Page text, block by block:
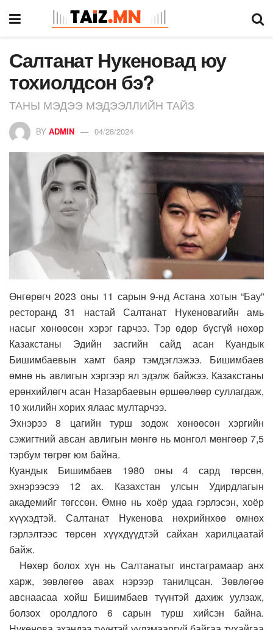
Салтанат Нукеновад юу
тохиолдсон бэ?
ТАНЫ МЭДЭЭ МЭДЭЭЛЛИЙН ТАЙЗ
BY ADMIN 04/28/2024
Өнгөрөгч 2023 оны 11 сарын 9-нд Астана хотын “Бау”
ресторанд 31 настай Салтанат Нукеновагийн амь
насыг хөнөөсөн хэрэг гарчээ. Тэр өдөр бүсгүй нөхөр
Казакстаны Эдийн засгийн сайд асан Куандык
Бишимбаевын хамт баяр тэмдэглэжээ. Бишимбаев
өмнө нь авлигын хэргээр ял эдэлж байжээ. Казакстаны
ерөнхийлөгч асан Назарбаевын өршөөлөөр суллагдаж,
10 жилийн хорих ялаас мултарчээ.
Эхнэрээ 8 цагийн турш зодож хөнөөсөн хэргийн
сэжигтний авсан авлигын мөнгө нь монгол мөнгөөр 7,5
тэрбум төгрөг юм байна.
Куандык Бишимбаев 1980 оны 4 сард төрсөн,
эхнэрээсээ 12 ах. Казахстан улсын Удирдлагын
академийг төгссөн. Өмнө нь хоёр удаа гэрлэсэн, хоёр
хүүхэдтэй. Салтанат Нукенова нөхрийнхөө өмнөх
гэрлэлтээс төрсөн хүүхдүүдтэй сайхан харилцаатай
байж.
Нөхөр болох хүн нь Салтанатыг инстаграмаар анх
харж, зөвлөгөө авах нэрээр танилцсан. Зөвлөгөө
авснаасаа хойш Бишимбаев түүнтэй дахиж уулзаж,
болзох оролдлого 6 сарын турш хийсэн байна.